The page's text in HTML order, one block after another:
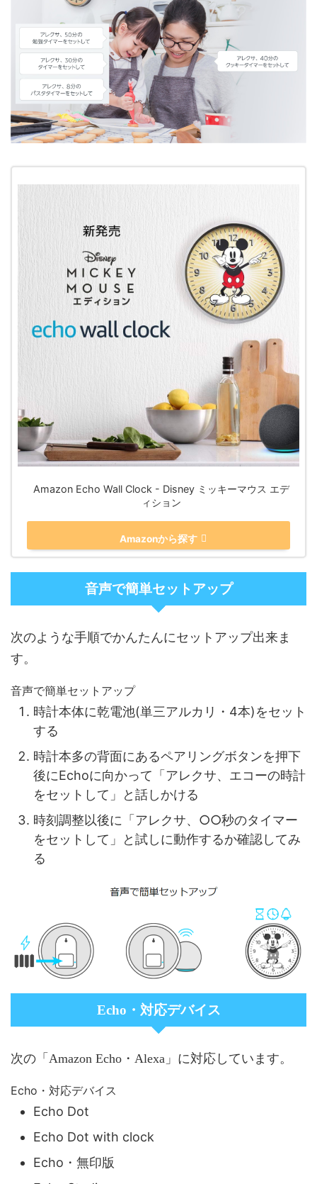
Amazon Echo Wall Clock - Disney ミッキーマウス エデ
ィション
Amazonから探す
音声で簡単セットアップ
次のような手順でかんたんにセットアップ出来ま
す。
音声で簡単セットアップ
時計本体に乾電池(単三アルカリ・4本)をセット
する
時計本多の背面にあるペアリングボタンを押下
後にEchoに向かって「アレクサ、エコーの時計
をセットして」と話しかける
時刻調整以後に「アレクサ、○○秒のタイマー
をセットして」と試しに動作するか確認してみ
る
Echo・対応デバイス
次の「Amazon Echo・Alexa」に対応しています。
Echo・対応デバイス
Echo Dot
Echo Dot with clock
Echo・無印版